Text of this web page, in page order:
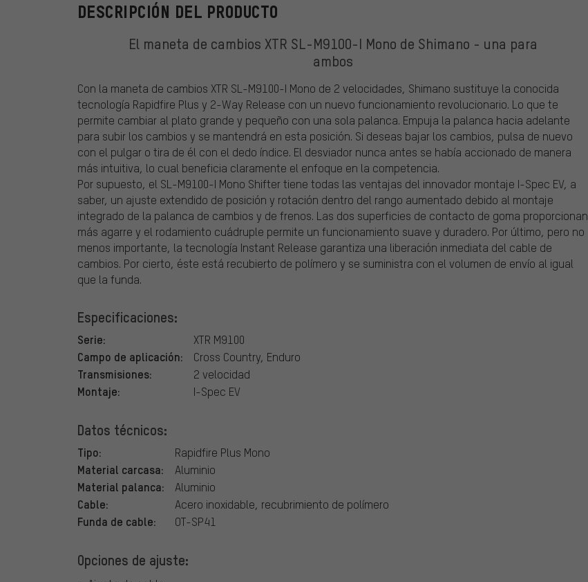
DESCRIPCIÓN DEL PRODUCTO
El maneta de cambios XTR SL-M9100-I Mono de Shimano - una para
ambos
Con la maneta de cambios XTR SL-M9100-I Mono de 2 velocidades, Shimano sustituye la conocida
tecnología Rapidfire Plus y 2-Way Release con un nuevo funcionamiento revolucionario. Lo que te
permite cambiar al plato grande y pequeño con una sola palanca. Empuja la palanca hacia adelante
para subir los cambios y se mantendrá en esta posición. Si deseas bajar los cambios, pulsa de nuevo
con el pulgar o tira de él con el dedo índice. El desviador nunca antes se había accionado de manera
más intuitiva, lo cual beneficia claramente el enfoque en la competencia.
Por supuesto, el SL-M9100-I Mono Shifter tiene todas las ventajas del innovador montaje I-Spec EV, a
saber, un ajuste extendido de posición y rotación dentro del rango aumentado debido al montaje
integrado de la palanca de cambios y de frenos. Las dos superficies de contacto de goma proporcionan
más agarre y el rodamiento cuádruple permite un funcionamiento suave y duradero. Por último, pero no
menos importante, la tecnología Instant Release garantiza una liberación inmediata del cable de
cambios. Por cierto, éste está recubierto de polímero y se suministra con el volumen de envío al igual
que la funda.
Especificaciones:
Serie: XTR M9100
Campo de aplicación: Cross Country, Enduro
Transmisiones: 2 velocidad
Montaje: I-Spec EV
Datos técnicos:
Tipo: Rapidfire Plus Mono
Material carcasa: Aluminio
Material palanca: Aluminio
Cable: Acero inoxidable, recubrimiento de polímero
Funda de cable: OT-SP41
Opciones de ajuste: